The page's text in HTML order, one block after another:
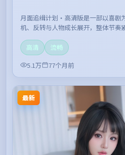
月面追缉计划·高清版是一部以喜剧
机、反转与人物成长展开，整体节奏
高清
流畅
5.1万
77个月前
最新